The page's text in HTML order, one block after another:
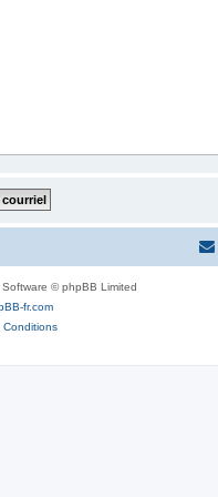
© phpBB Limited
fr.com
Conditions